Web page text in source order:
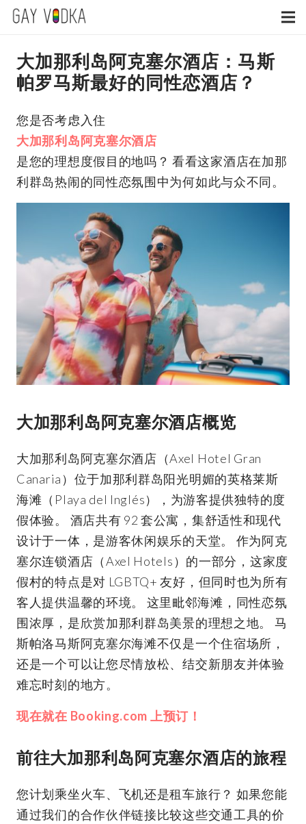
大加那利岛阿克塞尔酒店：马斯
帕罗马斯最好的同性恋酒店？
您是否考虑入住
大加那利岛阿克塞尔酒店
是您的理想度假目的地吗？ 看看这家酒店在加那
利群岛热闹的同性恋氛围中为何如此与众不同。
大加那利岛阿克塞尔酒店概览
大加那利岛阿克塞尔酒店（Axel Hotel Gran
Canaria）位于加那利群岛阳光明媚的英格莱斯
海滩（Playa del Inglés），为游客提供独特的度
假体验。 酒店共有 92 套公寓，集舒适性和现代
设计于一体，是游客休闲娱乐的天堂。 作为阿克
塞尔连锁酒店（Axel Hotels）的一部分，这家度
假村的特点是对 LGBTQ+ 友好，但同时也为所有
客人提供温馨的环境。 这里毗邻海滩，同性恋氛
围浓厚，是欣赏加那利群岛美景的理想之地。 马
斯帕洛马斯阿克塞尔海滩不仅是一个住宿场所，
还是一个可以让您尽情放松、结交新朋友并体验
难忘时刻的地方。
现在就在 Booking.com 上预订！
前往大加那利岛阿克塞尔酒店的旅程
您计划乘坐火车、飞机还是租车旅行？ 如果您能
通过我们的合作伙伴链接比较这些交通工具的价